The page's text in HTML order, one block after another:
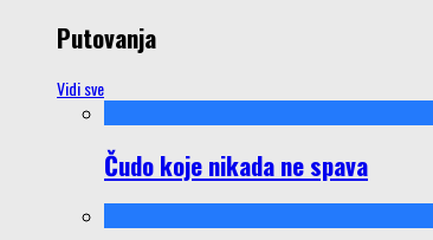
Putovanja
Vidi sve
Čudo koje nikada ne spava